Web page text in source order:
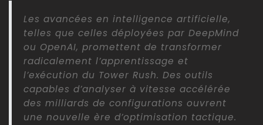
Les avancées en intelligence artificielle,
telles que celles déployées par DeepMind
ou OpenAI, promettent de transformer
radicalement l’apprentissage et
l’exécution du Tower Rush. Des outils
capables d’analyser à vitesse accélérée
des milliards de configurations ouvrent
une nouvelle ère d’optimisation tactique.